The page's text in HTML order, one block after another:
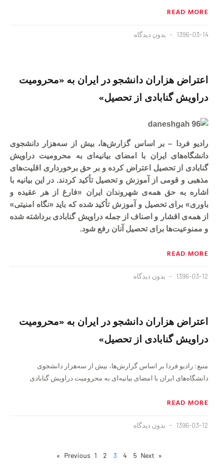
READ MORE
1396-03-14 بدون دیدگاه
اعتراض هزاران دانشجو در ایران به «محرومیت
دراویش گنابادی از تحصیل»
رادیو فردا – بر اساس گزارش‌ها، بیش از سه‌هزار دانشجوی
دانشگاه‌های ایران با امضای بیانیه‌ای به محرومیت دراویش
گنابادی از تحصیل اعتراض کرده و بر حق برخورداری اقلیت‌های
مذهبی و قومی از آموزش و تحصیل تأکید کردند. در این بیانیه با
اشاره به حق همه‌ی شهروندان ایران «فارغ از هر عقیده و
باوری» برای تحصیل و آموزش تأکید شده که باید «نگاه امنیتی»
از همه‌ی اقشار و اصناف از جمله دراویش گنابادی برداشته شده
و ممنوعیت‌ها برای تحصیل آنان رفع شود.
READ MORE
1396-03-12 بدون دیدگاه
اعتراض هزاران دانشجو در ایران به «محرومیت
دراویش گنابادی از تحصیل»
منبع: رادیو فردا بر اساس گزارش‌ها، بیش از سه‌هزار دانشجوی
دانشگاه‌های ایران با امضای بیانیه‌ای به محرومیت دراویش گنابادی
READ MORE
1396-03-12 بدون دیدگاه
« Previous
1 2 3 4 5 Next »